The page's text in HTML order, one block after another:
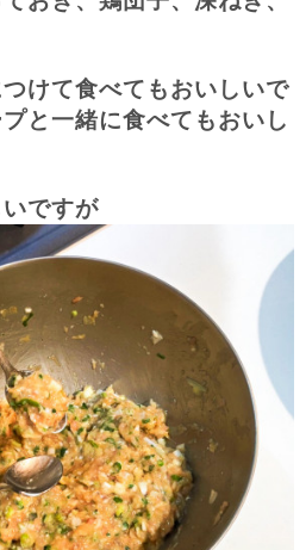
けて食べてもおいしいで
と一緒に食べてもおいし
ですが